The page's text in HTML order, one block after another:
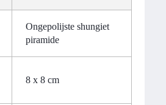
Ongepolijste shungiet
piramide
8 x 8 cm